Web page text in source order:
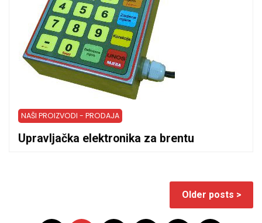
NAŠI PROIZVODI - PRODAJA
Upravljačka elektronika za brentu
Older posts